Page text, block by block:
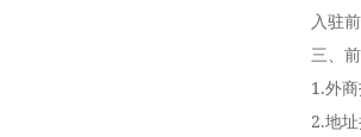
入驻前
三、前
1.外商
2.地址